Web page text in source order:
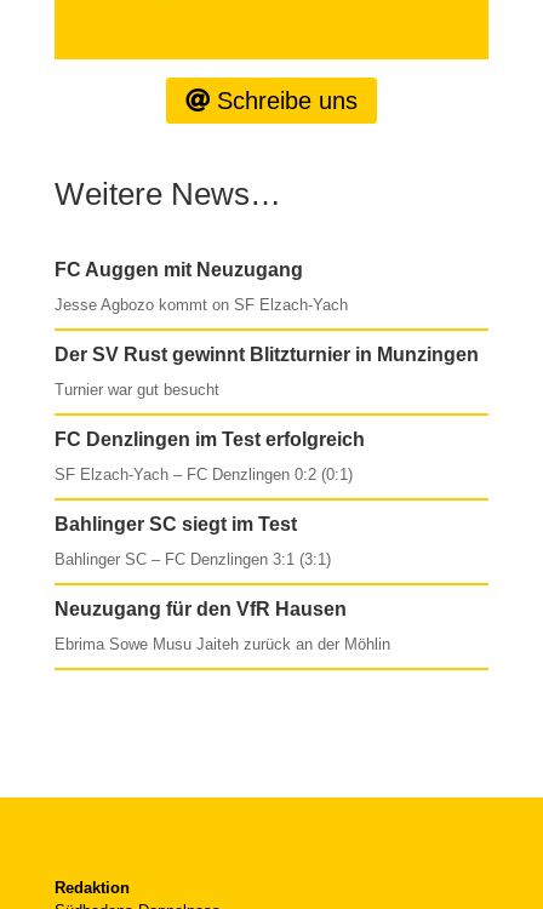
Schreibe uns
Weitere News…
FC Auggen mit Neuzugang
Jesse Agbozo kommt on SF Elzach-Yach
Der SV Rust gewinnt Blitzturnier in Munzingen
Turnier war gut besucht
FC Denzlingen im Test erfolgreich
SF Elzach-Yach – FC Denzlingen 0:2 (0:1)
Bahlinger SC siegt im Test
Bahlinger SC – FC Denzlingen 3:1 (3:1)
Neuzugang für den VfR Hausen
Ebrima Sowe Musu Jaiteh zurück an der Möhlin
Redaktion